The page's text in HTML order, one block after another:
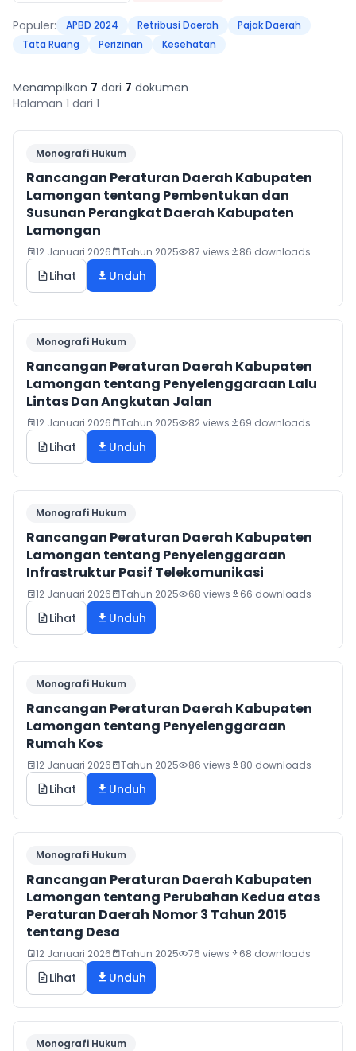
Surat Edaran
Produk Hukum Desa
Peraturan Desa
Monografi
Dokumen Hukum Langka
Putusan Pengadilan
Naskah Akademik
Hasil Analisa dan Evaluasi Hukum
Hasil Kajian Hukum
Risalah Pembahasan
Dokumentasi & Informasi Hukum
Perundang-Undangan
Wisata
Kuliner
Sejarah
Infografis
Uji Publik Rancangan Peraturan Daerah
Statistik
Populer: APBD 2024 Retribusi Daerah
Pajak Daerah
Tata Ruang
Perizinan Kesehatan
Menampilkan 7 dari 7 dokumen
Halaman 1 dari 1
Monografi Hukum
Rancangan Peraturan Daerah Kabupaten
Lamongan tentang Pembentukan dan
Susunan Perangkat Daerah Kabupaten
Lamongan
12 Januari 2026 Tahun 2025 87 views 86 downloads
Lihat Unduh
Monografi Hukum
Rancangan Peraturan Daerah Kabupaten
Lamongan tentang Penyelenggaraan Lalu
Lintas Dan Angkutan Jalan
12 Januari 2026 Tahun 2025 82 views 69 downloads
Lihat Unduh
Monografi Hukum
Rancangan Peraturan Daerah Kabupaten
Lamongan tentang Penyelenggaraan
Infrastruktur Pasif Telekomunikasi
12 Januari 2026 Tahun 2025 68 views 66 downloads
Lihat Unduh
Monografi Hukum
Rancangan Peraturan Daerah Kabupaten
Lamongan tentang Penyelenggaraan
Rumah Kos
12 Januari 2026 Tahun 2025 86 views 80 downloads
Lihat Unduh
Monografi Hukum
Rancangan Peraturan Daerah Kabupaten
Lamongan tentang Perubahan Kedua atas
Peraturan Daerah Nomor 3 Tahun 2015
tentang Desa
12 Januari 2026 Tahun 2025 76 views 68 downloads
Lihat Unduh
Monografi Hukum